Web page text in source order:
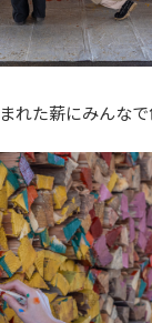
れた薪にみんなで